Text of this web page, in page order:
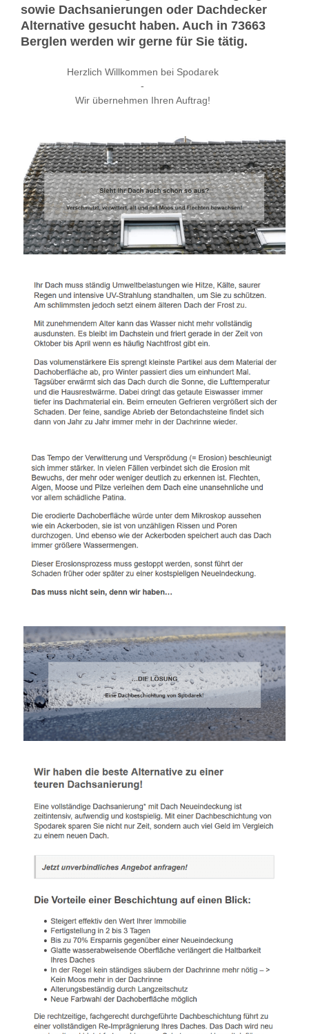
sowie Dachsanierungen oder Dachdecker
Alternative gesucht haben. Auch in 73663
Berglen werden wir gerne für Sie tätig.
Herzlich Willkommen bei Spodarek
-
Wir übernehmen Ihren Auftrag!